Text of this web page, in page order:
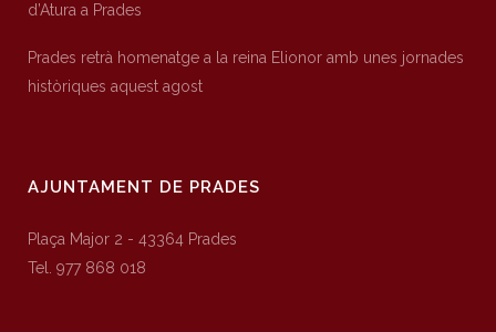
d’Atura a Prades
Prades retrà homenatge a la reina Elionor amb unes jornades
històriques aquest agost
AJUNTAMENT DE PRADES
Plaça Major 2 - 43364 Prades
Tel. 977 868 018